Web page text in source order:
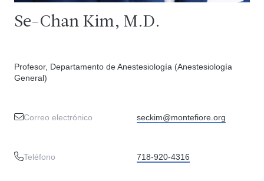
Se-Chan Kim, M.D.
Profesor, Departamento de Anestesiología (Anestesiología
General)
Correo electrónico seckim@montefiore.org
Teléfono 718-920-4316